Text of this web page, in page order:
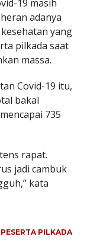
19 masih
adanya
yang
pilkada saat
massa.
Covid-19 itu,
bakal
735
rapat.
jadi cambuk
kata
PESERTA PILKADA